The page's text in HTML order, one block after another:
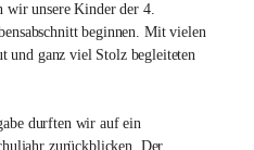
und zu üben.
zu fördern.
Stärken erkennen und ihre
Lern-, Spiel- und
Bedürfnisse und
wir unsere Kinder der 4.
beginnen. Mit vielen
und ganz viel Stolz begleiteten
durften wir auf ein
zurückblicken. Der